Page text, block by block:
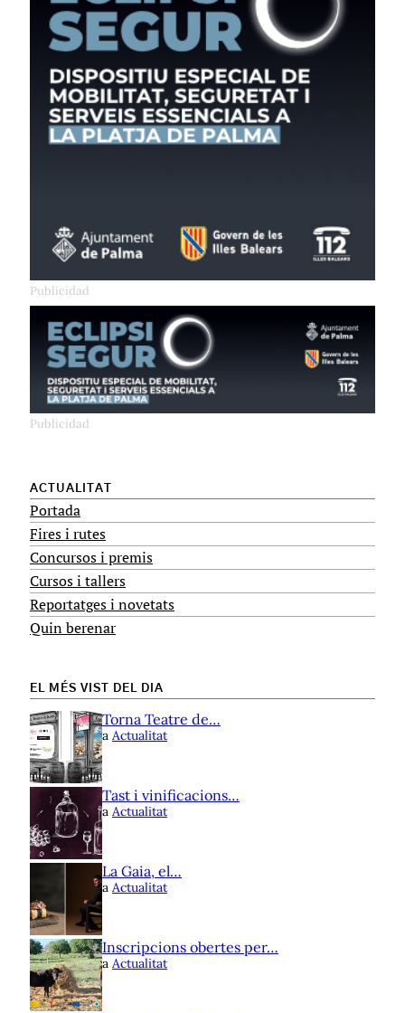
ACTUALITAT
Portada
Fires i rutes
Concursos i premis
Cursos i tallers
Reportatges i novetats
Quin berenar
EL MÉS VIST DEL DIA
Torna Teatre de…
a Actualitat
Tast i vinificacions…
a Actualitat
La Gaia, el…
a Actualitat
Inscripcions obertes per…
a Actualitat